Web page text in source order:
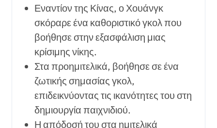
Εναντίον της Κίνας, ο Χουάνγκ
σκόραρε ένα καθοριστικό γκολ που
βοήθησε στην εξασφάλιση μιας
κρίσιμης νίκης.
Στα προημιτελικά, βοήθησε σε ένα
ζωτικής σημασίας γκολ,
επιδεικνύοντας τις ικανότητες του στη
δημιουργία παιχνιδιού.
Η απόδοσή του στα ημιτελικά